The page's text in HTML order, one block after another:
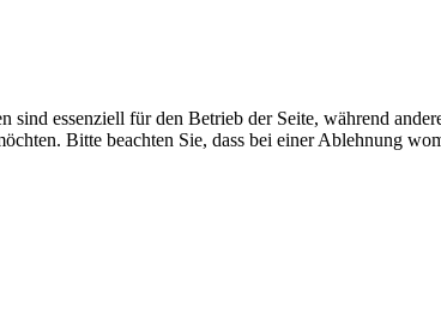
essenziell für den Betrieb der Seite, während
Bitte beachten Sie, dass bei einer Ablehnung